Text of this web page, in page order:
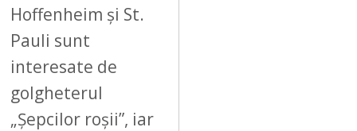
Hoffenheim și St.
Pauli sunt
interesate de
golgheterul
„Șepcilor roșii”, iar